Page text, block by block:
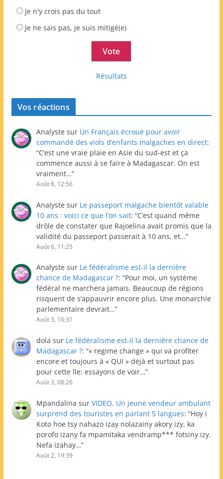
Je n'y crois pas du tout
Je ne sais pas, je suis mitigé(e)
Résultats
Vos réactions
Analyste sur Un Français écroué pour avoir
commandé des viols d’enfants malgaches en direct:
“C’est une vraie plaie en Asie du sud-est et ça
commence aussi à se faire à Madagascar. On est
vraiment…”
Août 8, 12:56
Analyste sur Le passeport malgache bientôt valable
10 ans : voici ce que l’on sait: “C’est quand même
drôle de constater que Rajoelina avait promis que la
validité du passeport passerait à 10 ans, et…”
Août 6, 11:25
Analyste sur Le fédéralisme est-il la dernière
chance de Madagascar ?: “Pour moi, un système
fédéral ne marchera jamais. Beaucoup de régions
risquent de s’appauvrir encore plus. Une monarchie
parlementaire devrait…”
Août 3, 16:31
dola sur Le fédéralisme est-il la dernière chance de
Madagascar ?: “« regime change » qui va profiter
encore et toujours à « QUI » déjà et surtout pas
pour cette île: essayons de voir…”
Août 3, 08:26
Mpandalina sur VIDEO. Un jeune vendeur ambulant
surprend des touristes en parlant 5 langues: “Hoy i
Koto hoe tsy nahazo izay nolazainy akory izy, ka
porofo izany fa mpamitaka vendramp*** fotsiny izy.
Nefa izahay…”
Août 2, 19:39